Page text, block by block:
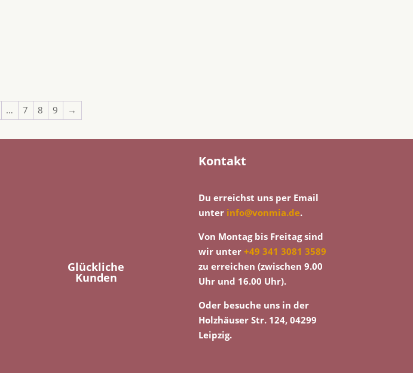
… 7 8 9 →
Glückliche
Kunden
Kontakt
Du erreichst uns per Email
unter info@vonmia.de.
Von Montag bis Freitag sind
wir unter+49 341 3081 3589
zu erreichen (zwischen 9.00
Uhr und 16.00 Uhr).
Oder besuche uns in der
Holzhäuser Str. 124, 04299
Leipzig.